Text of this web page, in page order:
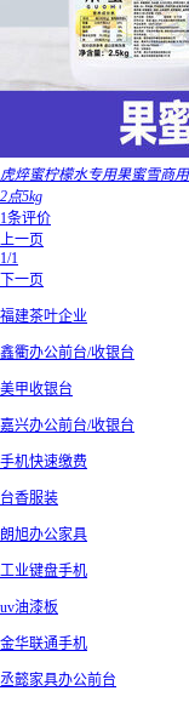
虎焠蜜柠檬水专用果蜜雪商
2点5kg
1条评价
上一页
1/1
下一页
福建茶叶企业
鑫衢办公前台/收银台
美甲收银台
嘉兴办公前台/收银台
手机快速缴费
台香服装
朗旭办公家具
工业键盘手机
uv油漆板
金华联通手机
丞懿家具办公前台